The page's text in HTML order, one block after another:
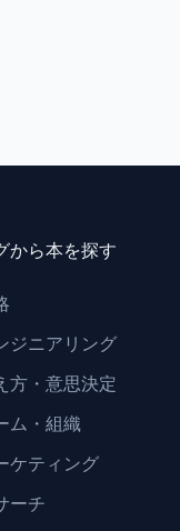
から本を探す
ジニアリング
方・意思決定
ム・組織
ケティング
ーチ